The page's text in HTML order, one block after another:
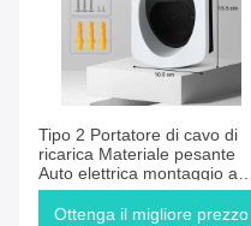
Tipo 2 Portatore di cavo di
ricarica Materiale pesante
Auto elettrica montaggio a
parete connettore Portatore
di cavo di ricarica
Ottenga il migliore prezzo